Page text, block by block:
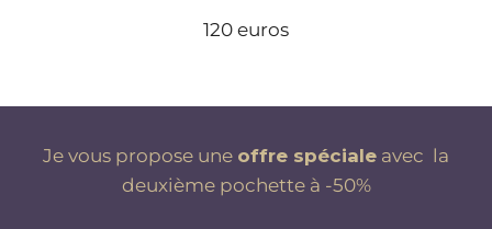
120 euros
Je vous propose une offre spéciale avec la
deuxième pochette à -50%